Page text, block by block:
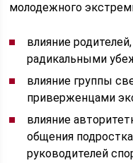
молодежного
влияние
радикальными
влияние группы
приверженцами
влияние
общения
руководителей